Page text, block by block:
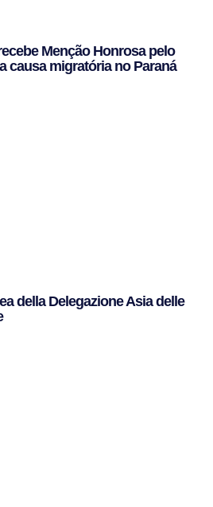
Menção Honrosa pelo
causa migratória no Paraná
della Delegazione Asia delle